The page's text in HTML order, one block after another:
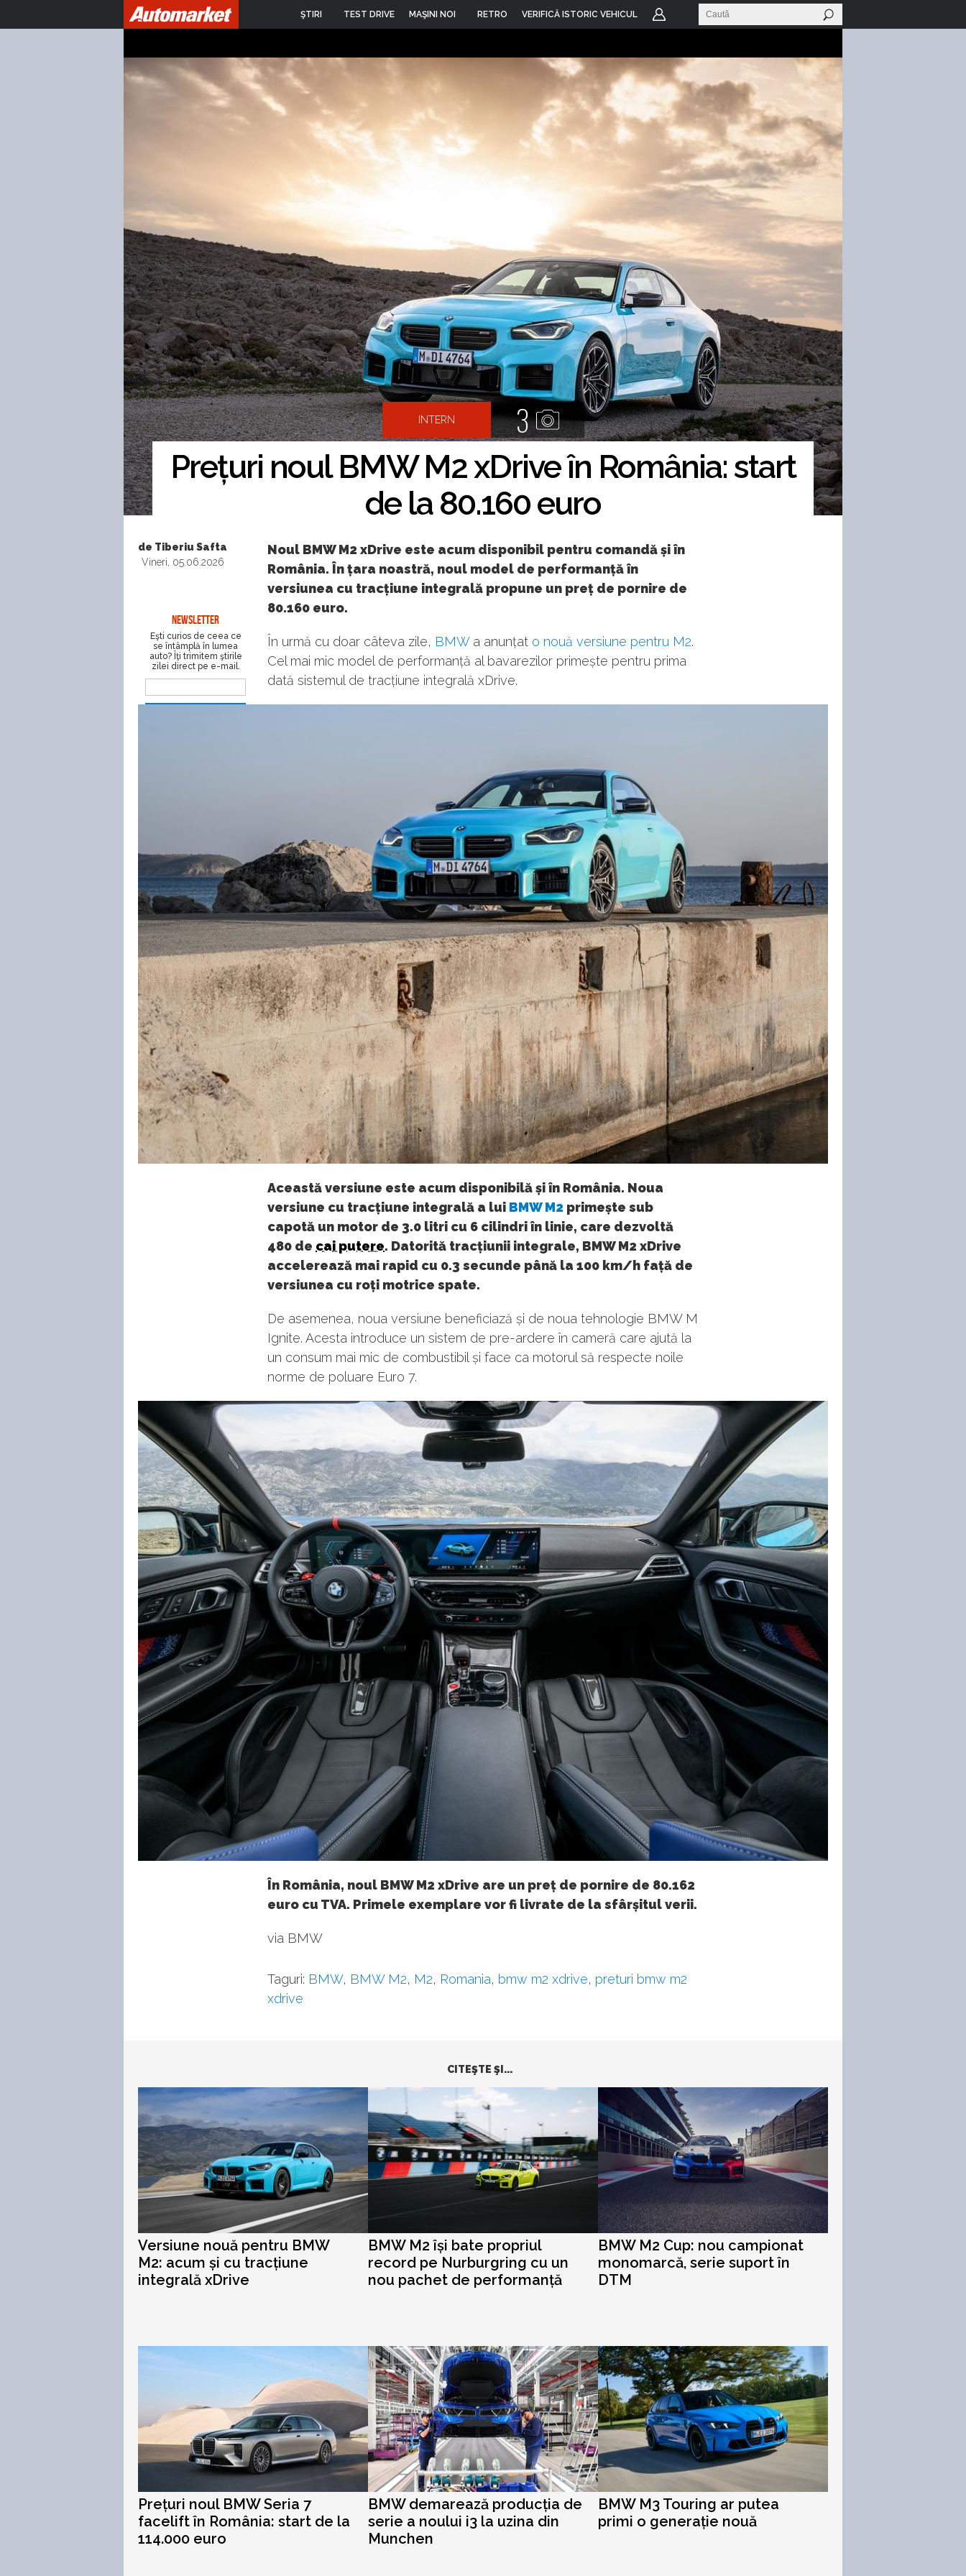
ŞTIRI TEST DRIVE MAŞINI NOI RETRO VERIFICĂ ISTORIC VEHICUL
INTERN 3
Prețuri noul BMW M2 xDrive în România: start
de la 80.160 euro
de Tiberiu Safta
Vineri, 05.06.2026
NEWSLETTER
Eşti curios de ceea ce
se întâmplă în lumea
auto? Îţi trimitem ştirile
zilei direct pe e-mail.
Noul BMW M2 xDrive este acum disponibil pentru comandă și în
România. În țara noastră, noul model de performanță în
versiunea cu tracțiune integrală propune un preț de pornire de
80.160 euro.
În urmă cu doar câteva zile, BMWa anunțat o nouă versiune pentru M2.
Cel mai mic model de performanță al bavarezilor primește pentru prima
dată sistemul de tracțiune integrală xDrive.
Această versiune este acum disponibilă și în România. Noua
versiune cu tracțiune integrală a lui BMW M2 primește sub
capotă un motor de 3.0 litri cu 6 cilindri în linie, care dezvoltă
480 de cai putere. Datorită tracțiunii integrale, BMW M2 xDrive
accelerează mai rapid cu 0.3 secunde până la 100 km/h față de
versiunea cu roți motrice spate.
De asemenea, noua versiune beneficiază și de noua tehnologie BMW M
Ignite. Acesta introduce un sistem de pre-ardere în cameră care ajută la
un consum mai mic de combustibil și face ca motorul să respecte noile
norme de poluare Euro 7.
În România, noul BMW M2 xDrive are un preț de pornire de 80.162
euro cu TVA. Primele exemplare vor fi livrate de la sfârșitul verii.
via BMW
Taguri: BMW, BMW M2, M2, Romania, bmw m2 xdrive, preturi bmw m2
xdrive
CITEŞTE ŞI...
Versiune nouă pentru BMW
M2: acum și cu tracțiune
integrală xDrive
BMW M2 își bate propriul
record pe Nurburgring cu un
nou pachet de performanță
BMW M2 Cup: nou campionat
monomarcă, serie suport în
DTM
Prețuri noul BMW Seria 7
facelift în România: start de la
114.000 euro
BMW demarează producția de
serie a noului i3 la uzina din
Munchen
BMW M3 Touring ar putea
primi o generație nouă